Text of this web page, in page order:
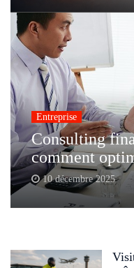
Entreprise
Consulting
comment
10 décembre 2025